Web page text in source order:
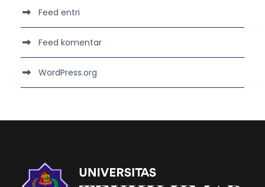
Feed entri
Feed komentar
WordPress.org